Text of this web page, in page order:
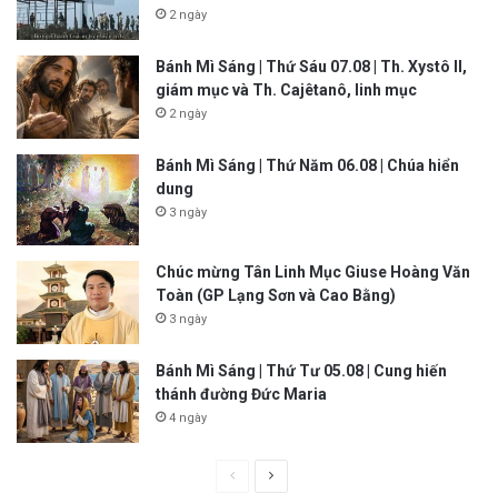
2 ngày
Bánh Mì Sáng | Thứ Sáu 07.08 | Th. Xystô II,
giám mục và Th. Cajêtanô, linh mục
2 ngày
Bánh Mì Sáng | Thứ Năm 06.08 | Chúa hiển
dung
3 ngày
Chúc mừng Tân Linh Mục Giuse Hoàng Văn
Toàn (GP Lạng Sơn và Cao Bằng)
3 ngày
Bánh Mì Sáng | Thứ Tư 05.08 | Cung hiến
thánh đường Đức Maria
4 ngày